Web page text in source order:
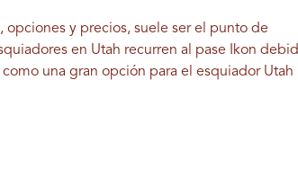
opciones y precios, suele ser el punto de
en Utah recurren al pase Ikon
una gran opción para el esquiador Utah